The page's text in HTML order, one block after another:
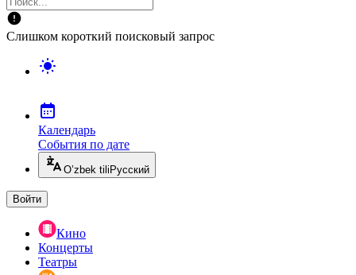
Слишком короткий поисковый запрос
Календарь
События по дате
O’zbek tili Русский
Войти
Кино
Концерты
Театры